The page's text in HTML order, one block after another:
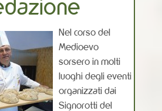
Nel corso del
Medioevo
sorsero in molti
luoghi degli eventi
organizzati dai
Signorotti del